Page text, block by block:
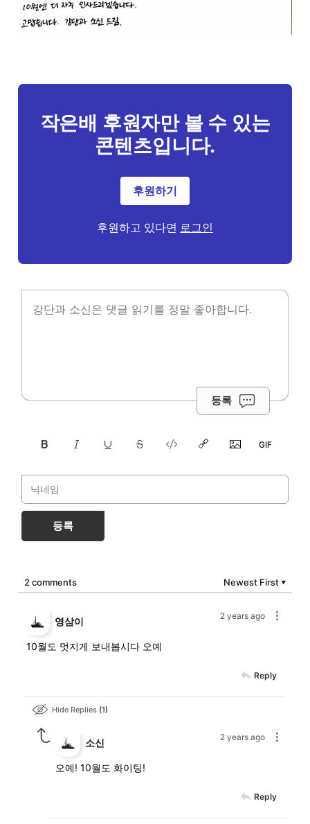
작은배 후원자만 볼 수 있는
콘텐츠입니다.
후원하기
후원하고 있다면 로그인
등록
등록
2 comments Newest First ▼
2 years ago
영삼이
10월도 멋지게 보내봅시다 오예
Reply
Hide Replies 1
2 years ago
소신
오예! 10월도 화이팅!
Reply